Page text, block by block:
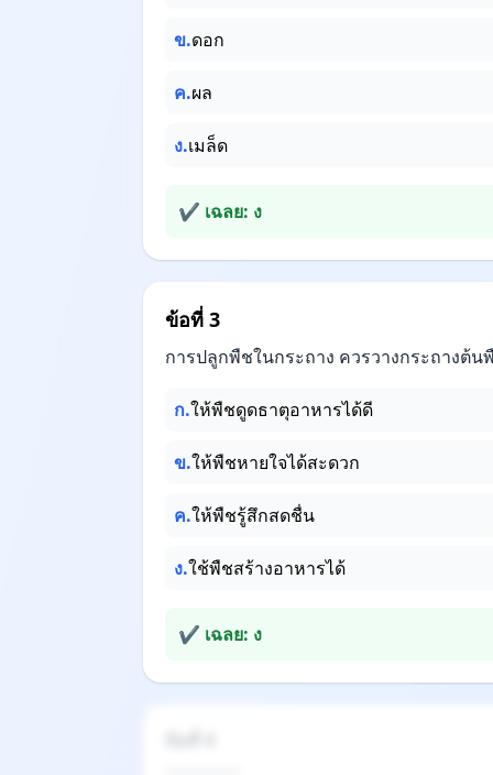
ข.ดอก
ค.ผล
ง.เมล็ด
✔ เฉลย: ง
ข้อที่ 3
การปลูกพืชในกระถาง ควรวางกระถางต้
ก.ให้พืชดูดธาตุอาหารได้ดี
ข.ให้พืชหายใจได้สะดวก
ค.ให้พืชรู้สึกสดชื่น
ง.ใช้พืชสร้างอาหารได้
✔ เฉลย: ง